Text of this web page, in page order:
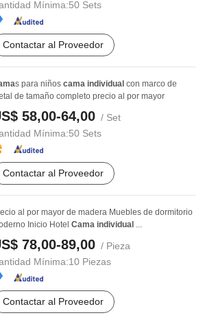
Mínima:50 Sets
Contactar al Proveedor
s para niños cama individual con marco de
de tamaño completo precio al por mayor
58,00-64,00 / Set
Mínima:50 Sets
Contactar al Proveedor
al por mayor de madera Muebles de dormitorio
Inicio Hotel Cama individual ...
78,00-89,00 / Pieza
Mínima:10 Piezas
Contactar al Proveedor